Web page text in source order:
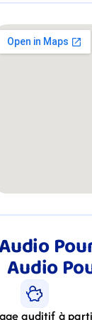
Audio
auditif à